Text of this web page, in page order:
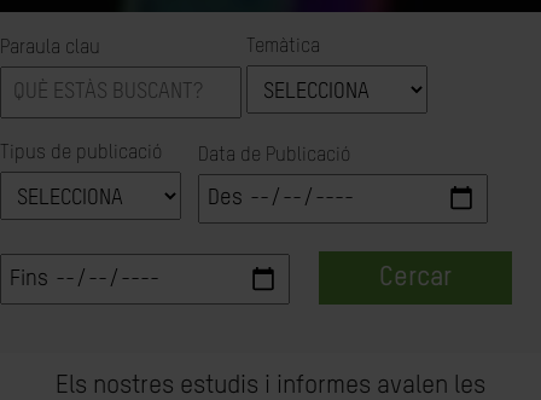
Paraula clau Temàtica
Tipus de publicació Data de Publicació
Cercar
Els nostres estudis i informes avalen les